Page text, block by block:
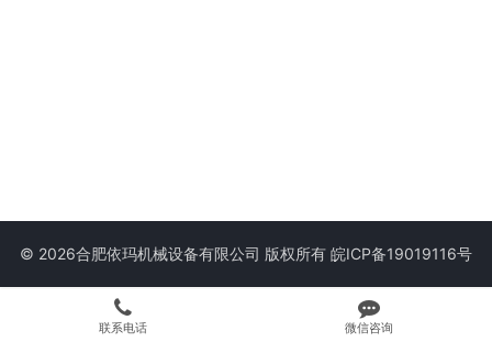
© 2026合肥依玛机械设备有限公司 版权所有 皖ICP备19019116号
联系电话 微信咨询